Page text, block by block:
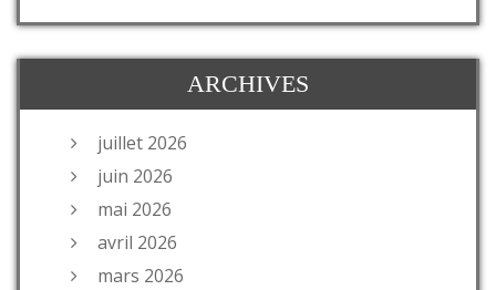
ARCHIVES
juillet 2026
juin 2026
mai 2026
avril 2026
mars 2026